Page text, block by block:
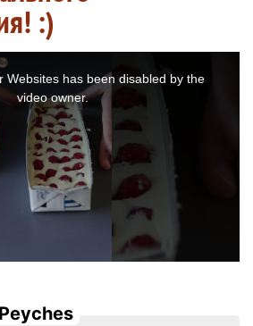
:)
Websites has been disabled by the
video owner.